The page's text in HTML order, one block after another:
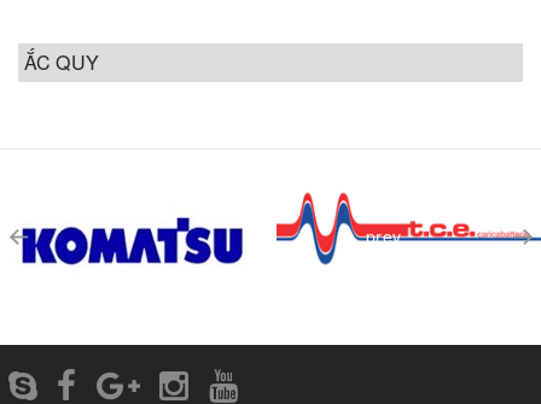
ẮC QUY
prev